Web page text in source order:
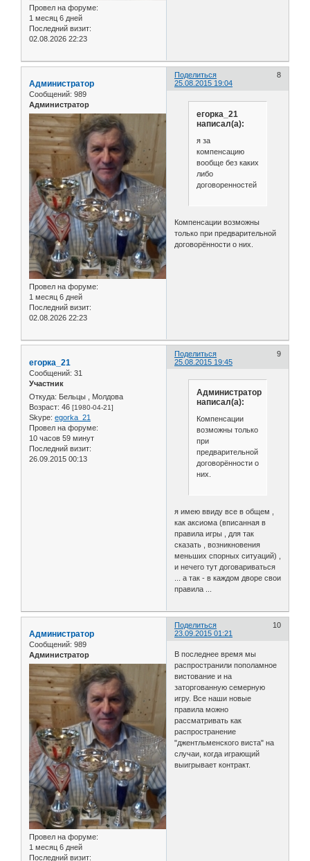
Провел на форуме:
1 месяц 6 дней
Последний визит:
02.08.2026 22:23
Поделиться
8
25.08.2015 19:04
Администратор
Сообщений: 989
Администратор
Провел на форуме:
1 месяц 6 дней
Последний визит:
02.08.2026 22:23
егорка_21
написал(а):
я за
компенсацию
вообще без каких
либо
договоренностей
Компенсации возможны
только при предварительной
договорённости о них.
Поделиться
9
25.08.2015 19:45
егорка_21
Сообщений: 31
Участник
Откуда: Бельцы , Молдова
Возраст: 46 [1980-04-21]
Skype: egorka_21
Провел на форуме:
10 часов 59 минут
Последний визит:
26.09.2015 00:13
Администратор
написал(а):
Компенсации
возможны только
при
предварительной
договорённости о
них.
я имею ввиду все в общем ,
как аксиома (вписанная в
правила игры , для так
сказать , возникновения
меньших спорных ситуаций) ,
и нечего тут договариваться
... а так - в каждом дворе свои
правила ...
Поделиться
10
23.09.2015 01:21
Администратор
Сообщений: 989
Администратор
Провел на форуме:
1 месяц 6 дней
Последний визит:
В последнее время мы
распространили пополамное
вистование и на
заторгованную семерную
игру. Все наши новые
правила можно
рассматривать как
распространение
"джентльменского виста" на
случаи, когда играющий
выигрывает контракт.